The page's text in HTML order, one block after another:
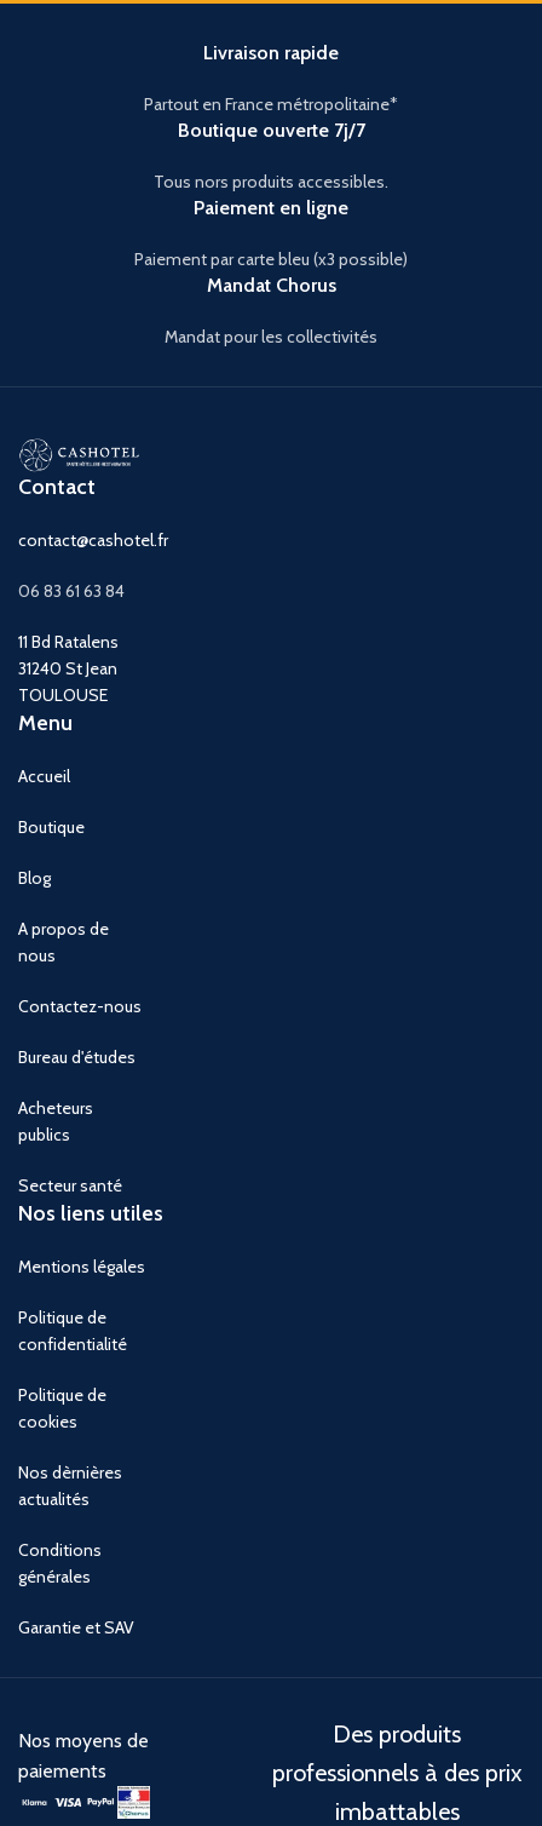
Livraison rapide
Partout en France métropolitaine*
Boutique ouverte 7j/7
Tous nors produits accessibles.
Paiement en ligne
Paiement par carte bleu (x3 possible)
Mandat Chorus
Mandat pour les collectivités
Contact
contact@cashotel.fr
06 83 61 63 84
11 Bd Ratalens
31240 St Jean
TOULOUSE
Menu
Accueil
Boutique
Blog
A propos de
nous
Contactez-nous
Bureau d'études
Acheteurs
publics
Secteur santé
Nos liens utiles
Mentions légales
Politique de
confidentialité
Politique de
cookies
Nos dèrnières
actualités
Conditions
générales
Garantie et SAV
Nos moyens de
paiements
Des produits
professionnels à des prix
imbattables